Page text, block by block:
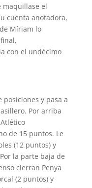
maquillase el
cuenta anotadora,
Míriam lo
con el undécimo
posiciones y pasa a
Por arriba
de 15 puntos. Le
(12 puntos) y
la parte baja de
cierran Penya
(2 puntos) y